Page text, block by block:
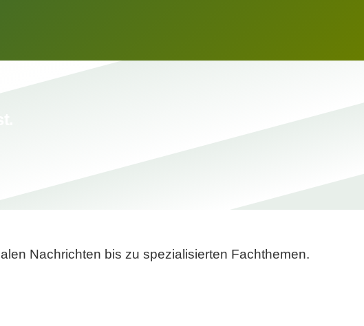
Nachrichten bis zu spezialisierten Fachthemen.